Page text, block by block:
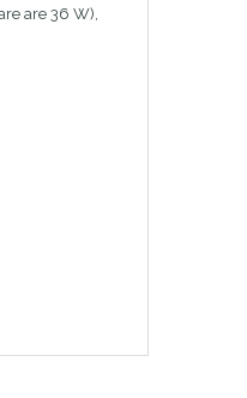
are 36 W),